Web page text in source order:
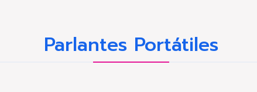
Parlantes Portátiles